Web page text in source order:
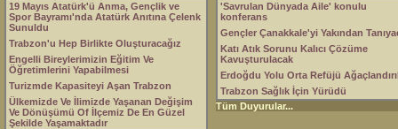
19 Mayıs Atatürk'ü Anma, Gençlik ve
Spor Bayramı'nda Atatürk Anıtına Çelenk
Sunuldu
Trabzon'u Hep Birlikte Oluşturacağız
Engelli Bireylerimizin Eğitim Ve
Öğretimlerini Yapabilmesi
Turizmde Kapasiteyi Aşan Trabzon
Ülkemizde Ve İlimizde Yaşanan Değişim
Ve Dönüşümü Of İlçemiz De En Güzel
Şekilde Yaşamaktadır
'Savrulan Dünyada Aile' konulu
konferans
Gençler Çanakkale'yi Yakından
Katı Atık Sorunu Kalıcı Çözüme
Kavuşturulacak
Erdoğdu Yolu Orta Refüjü
Trabzon Sağlık İçin Yürüdü
Tüm Duyurular...